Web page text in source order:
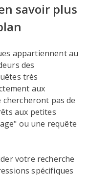
savoir plus
appartiennent au
des
très
aux
pas de
aux petites
ou une requête
votre recherche
spécifiques